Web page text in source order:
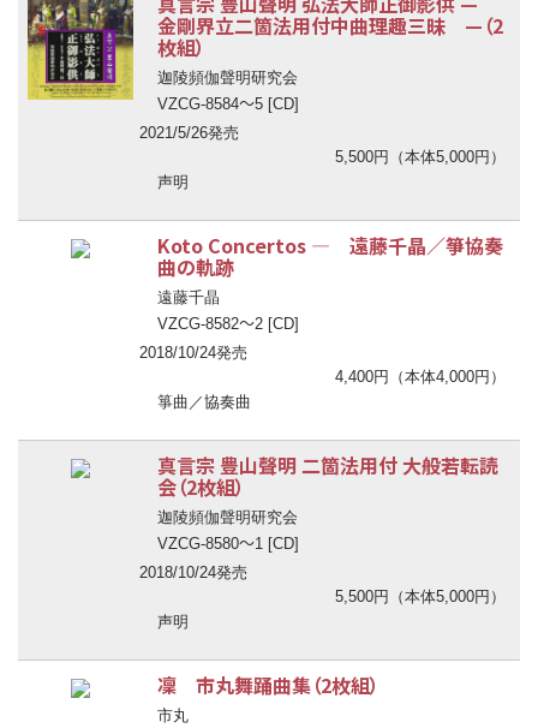
金剛界立二箇法用付中曲理趣三昧 —（2
枚組）
迦陵頻伽聲明研究会
VZCG-8584〜5 [CD]
2021/5/26発売
5,500円（本体5,000円）
声明
Koto Concertos ― 遠藤千晶／箏協奏
曲の軌跡
遠藤千晶
VZCG-8582〜2 [CD]
2018/10/24発売
4,400円（本体4,000円）
箏曲／協奏曲
真言宗 豊山聲明 二箇法用付 大般若転読
会（2枚組）
迦陵頻伽聲明研究会
VZCG-8580〜1 [CD]
2018/10/24発売
5,500円（本体5,000円）
声明
凜 市丸舞踊曲集（2枚組）
市丸